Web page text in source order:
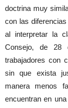
doctrina muy
con las
al interpretar la
Consejo, de 28
trabajadores con
sin que exista
manera menos
encuentran en